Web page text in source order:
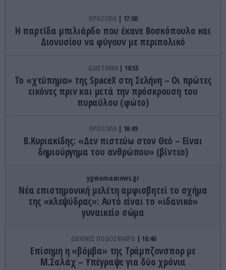
ΠΡΟΣΩΠΑ 17:00
Η παρτίδα μπιλιάρδο που έκανε Βοσκόπουλο και
Διονυσίου να φύγουν με περιπολικό
ΔΙΑΣΤΗΜΑ 16:55
Το «χτύπημα» της SpaceX στη Σελήνη – Οι πρώτες
εικόνες πριν και μετά την πρόσκρουση του
πυραύλου (φώτο)
ΠΡΟΣΩΠΑ 16:49
Β.Κυριακίδης: «Δεν πιστεύω στον Θεό – Είναι
δημιούργημα του ανθρώπου» (βίντεο)
ygeiamasnews.gr
Νέα επιστημονική μελέτη αμφισβητεί το σχήμα
της «κλεψύδρας»: Αυτό είναι το «ιδανικό»
γυναικείο σώμα
ΔΙΕΘΝΕΣ ΠΟΔΟΣΦΑΙΡΟ 16:46
Επίσημη η «βόμβα» της Τράμπζονσπορ με
Μ.Σαλάχ – Υπέγραψε για δύο χρόνια